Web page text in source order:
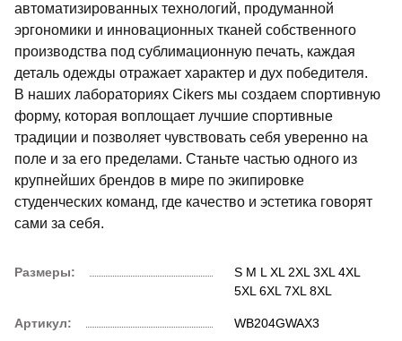
автоматизированных технологий, продуманной
эргономики и инновационных тканей собственного
производства под сублимационную печать, каждая
деталь одежды отражает характер и дух победителя.
В наших лабораториях Cikers мы создаем спортивную
форму, которая воплощает лучшие спортивные
традиции и позволяет чувствовать себя уверенно на
поле и за его пределами. Станьте частью одного из
крупнейших брендов в мире по экипировке
студенческих команд, где качество и эстетика говорят
сами за себя.
Размеры: SM LXL2XL3XL4XL
5XL6XL7XL8XL
Артикул: WB204GWAX3